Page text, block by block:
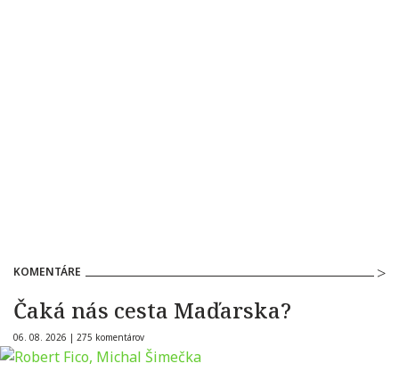
KOMENTÁRE
Čaká nás cesta Maďarska?
06. 08. 2026 | 275 komentárov